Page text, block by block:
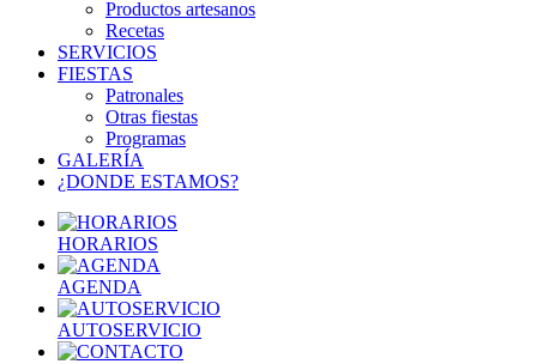
Productos artesanos
Recetas
SERVICIOS
FIESTAS
Patronales
Otras fiestas
Programas
GALERÍA
¿DONDE ESTAMOS?
HORARIOS
AGENDA
AUTOSERVICIO